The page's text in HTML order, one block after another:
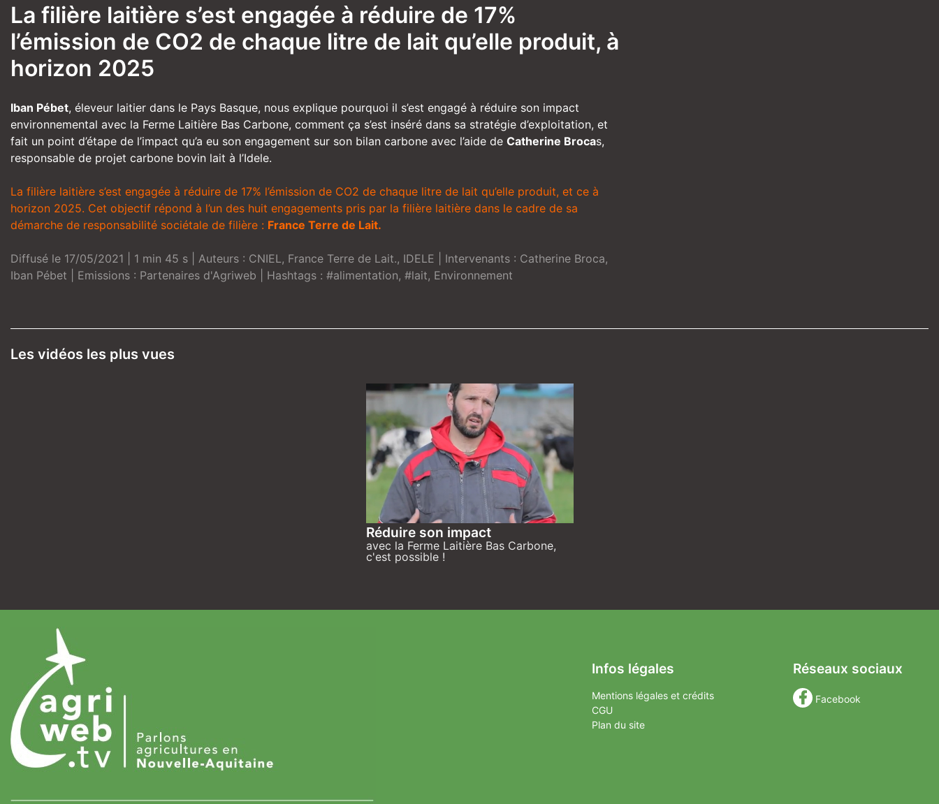
La filière laitière s’est engagée à réduire de 17%
l’émission de CO2 de chaque litre de lait qu’elle produit, à
horizon 2025
Iban Pébet, éleveur laitier dans le Pays Basque, nous explique pourquoi il s’est engagé à réduire son impact
environnemental avec la Ferme Laitière Bas Carbone, comment ça s’est inséré dans sa stratégie d’exploitation, et
fait un point d’étape de l’impact qu’a eu son engagement sur son bilan carbone avec l’aide de Catherine Brocas,
responsable de projet carbone bovin lait à l’Idele.
La filière laitière s’est engagée à réduire de 17% l’émission de CO2 de chaque litre de lait qu’elle produit, et ce à
horizon 2025. Cet objectif répond à l’un des huit engagements pris par la filière laitière dans le cadre de sa
démarche de responsabilité sociétale de filière : France Terre de Lait.
Diffusé le 17/05/2021 | 1 min 45 s | Auteurs : CNIEL , France Terre de Lait., IDELE | Intervenants : Catherine Broca,
Iban Pébet | Emissions : Partenaires d'Agriweb | Hashtags : #alimentation, #lait, Environnement
Les vidéos les plus vues
Réduire son impact
avec la Ferme Laitière Bas Carbone,
c'est possible !
Infos légales
Mentions légales et crédits
CGU
Plan du site
Réseaux sociaux
Facebook